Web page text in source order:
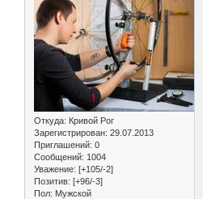
Откуда: Кривой Рог
Зарегистрирован: 29.07.2013
Приглашений: 0
Сообщений: 1004
Уважение: [+105/-2]
Позитив: [+96/-3]
Пол: Мужской